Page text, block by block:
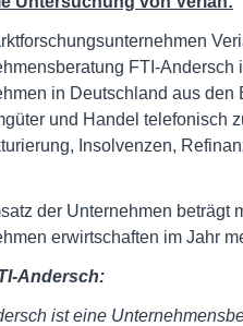
FTI-Andersch
in Deutschland aus
und Handel telefonisch
Insolvenzen,
der Unternehmen beträgt
erwirtschaften im Jahr
Andersch:
ist eine